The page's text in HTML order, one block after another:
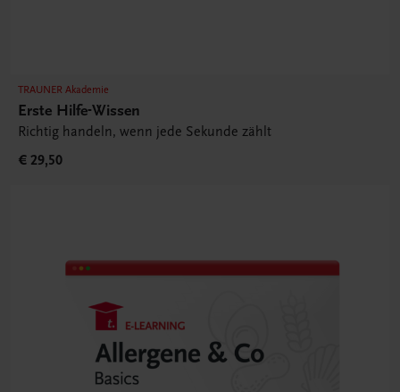
TRAUNER Akademie
Erste Hilfe-Wissen
Richtig handeln, wenn jede Sekunde zählt
€ 29,50